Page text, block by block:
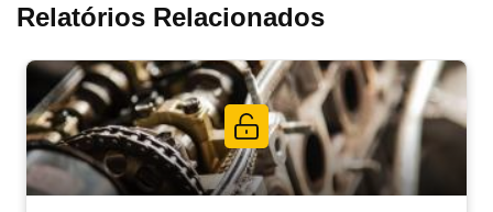
Relatórios Relacionados